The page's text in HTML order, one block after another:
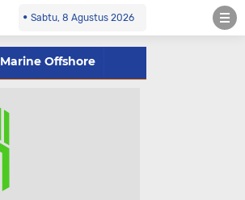
Sabtu, 8 Agustus 2026
Marine Offshore